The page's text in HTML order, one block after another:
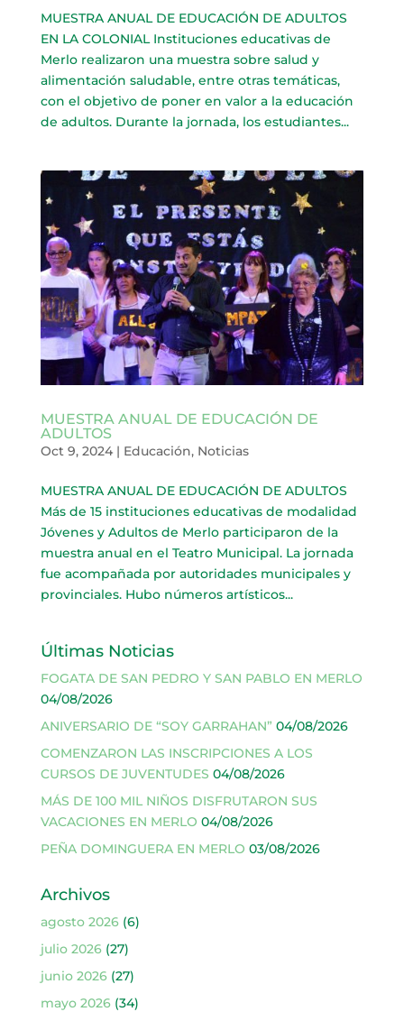
MUESTRA ANUAL DE EDUCACIÓN DE ADULTOS
EN LA COLONIAL Instituciones educativas de
Merlo realizaron una muestra sobre salud y
alimentación saludable, entre otras temáticas,
con el objetivo de poner en valor a la educación
de adultos. Durante la jornada, los estudiantes...
MUESTRA ANUAL DE EDUCACIÓN DE
ADULTOS
Oct 9, 2024| Educación, Noticias
MUESTRA ANUAL DE EDUCACIÓN DE ADULTOS
Más de 15 instituciones educativas de modalidad
Jóvenes y Adultos de Merlo participaron de la
muestra anual en el Teatro Municipal. La jornada
fue acompañada por autoridades municipales y
provinciales. Hubo números artísticos...
Últimas Noticias
FOGATA DE SAN PEDRO Y SAN PABLO EN MERLO
04/08/2026
ANIVERSARIO DE “SOY GARRAHAN” 04/08/2026
COMENZARON LAS INSCRIPCIONES A LOS
CURSOS DE JUVENTUDES 04/08/2026
MÁS DE 100 MIL NIÑOS DISFRUTARON SUS
VACACIONES EN MERLO 04/08/2026
PEÑA DOMINGUERA EN MERLO 03/08/2026
Archivos
agosto 2026(6)
julio 2026(27)
junio 2026(27)
mayo 2026(34)